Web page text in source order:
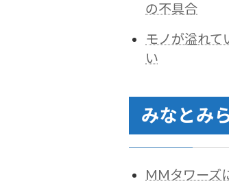
の不具合
モノが溢れて
い
MMタワーズ